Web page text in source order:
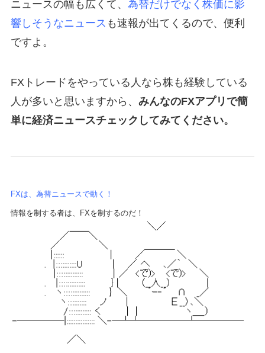
ニュースの幅も広くて、 為替だけでなく株価に影
響しそうなニュース も速報が出てくるので、便利
ですよ。
FXトレードをやっている人なら株も経験している
人が多いと思いますから、 みんなのFXアプリで簡
単に経済ニュースチェックしてみてください。
FXは、為替ニュースで動く！
情報を制する者は、FXを制するのだ！